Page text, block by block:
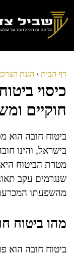
לתוכן
דף הבית › הגנת
כיסוי
חוקיים
ביטוח חובה הוא
בישראל, והינו
מטרת הביטוח היא
שנגרמים עקב
מהשפעתו המכרעת
מהו ביטוח
ביטוח חובה הוא